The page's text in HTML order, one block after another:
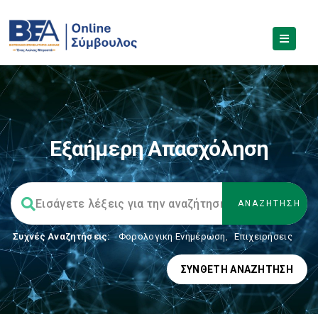
Εξαήμερη Απασχόληση
Συχνές Αναζητήσεις: Φορολογικη Ενημέρωση, Επιχειρήσεις
ΣΎΝΘΕΤΗ ΑΝΑΖΉΤΗΣΗ